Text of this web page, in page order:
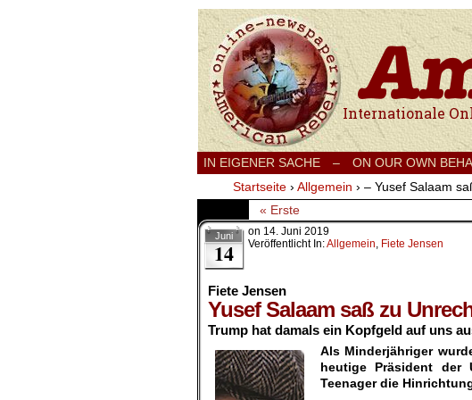
Internationale
IN EIGENER SACHE – ON OUR OWN
Startseite › Allgemein › – Yusef Salaam
« Erste
Juni
14
on 14. Juni 2019
Veröffentlicht In:Allgemein, Fiete Jensen
Fiete Jensen
Yusef Salaam saß zu
Trump hat damals ein Kopfgeld auf uns
Als Minderjähriger
heutige Präsident
Teenager die